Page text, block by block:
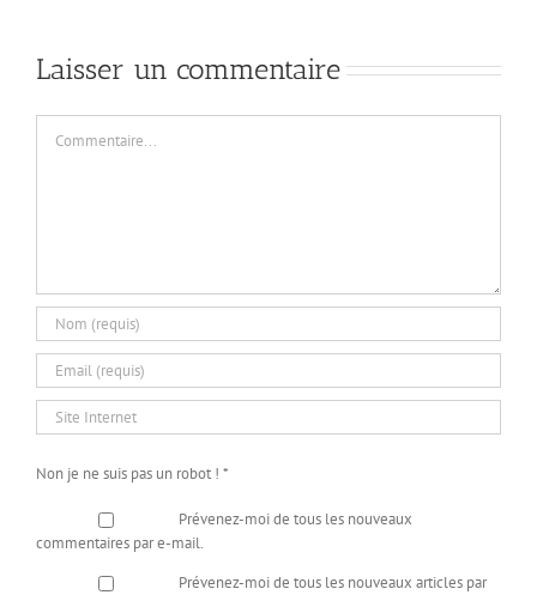
Laisser un commentaire
Non je ne suis pas un robot ! *
Prévenez-moi de tous les nouveaux
commentaires par e-mail.
Prévenez-moi de tous les nouveaux articles par